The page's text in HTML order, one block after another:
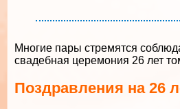
Многие пары стремятся
свадебная церемония 26 лет
Поздравления на 26